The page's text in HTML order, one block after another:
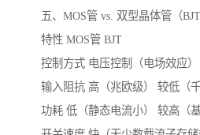
五、MOS管 vs. 双型晶体管（BJT
特性 MOS管 BJT
控制方式 电压控制（电场效应）
输入阻抗 高（兆欧级） 较低（千
功耗 低（静态电流小） 较高（基